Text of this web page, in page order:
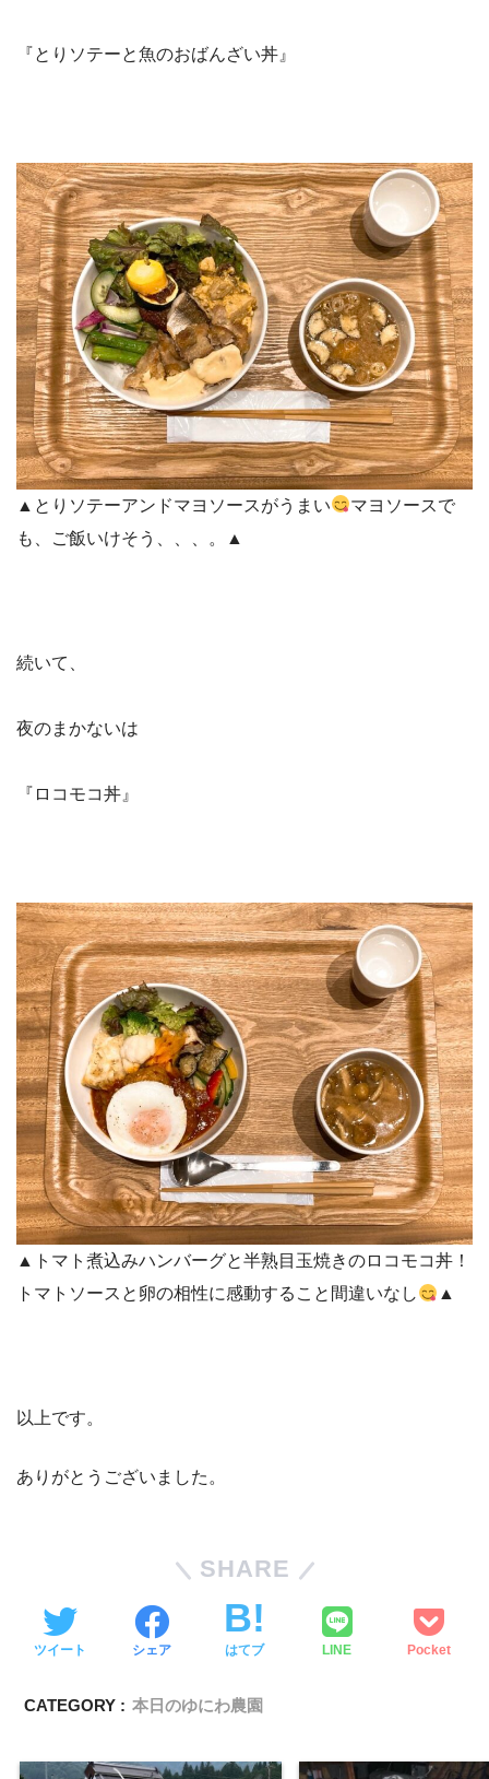
『とりソテーと魚のおばんざい丼』
▲とりソテーアンドマヨソースがうまい
マヨソースで
も、ご飯いけそう、、、。▲
続いて、
夜のまかないは
『ロコモコ丼』
▲トマト煮込みハンバーグと半熟目玉焼きのロコモコ丼！
トマトソースと卵の相性に感動すること間違いなし
▲
以上です。
ありがとうございました。
SHARE
ツイート シェア はてブ LINE Pocket
CATEGORY : 本日のゆにわ農園